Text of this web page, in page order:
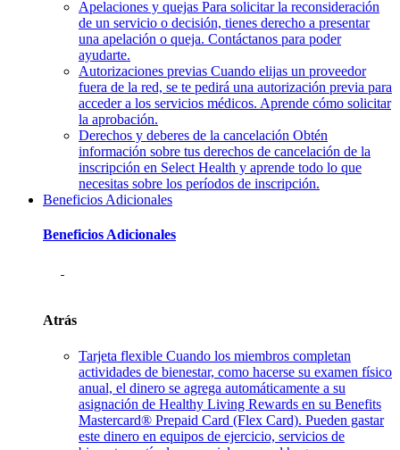
Apelaciones y quejas Para solicitar la reconsideración
de un servicio o decisión, tienes derecho a presentar
una apelación o queja. Contáctanos para poder
ayudarte.
Autorizaciones previas Cuando elijas un proveedor
fuera de la red, se te pedirá una autorización previa para
acceder a los servicios médicos. Aprende cómo solicitar
la aprobación.
Derechos y deberes de la cancelación Obtén
información sobre tus derechos de cancelación de la
inscripción en Select Health y aprende todo lo que
necesitas sobre los períodos de inscripción.
Beneficios Adicionales
Beneficios Adicionales
Atrás
Tarjeta flexible Cuando los miembros completan
actividades de bienestar, como hacerse su examen físico
anual, el dinero se agrega automáticamente a su
asignación de Healthy Living Rewards en su Benefits
Mastercard® Prepaid Card (Flex Card). Pueden gastar
este dinero en equipos de ejercicio, servicios de